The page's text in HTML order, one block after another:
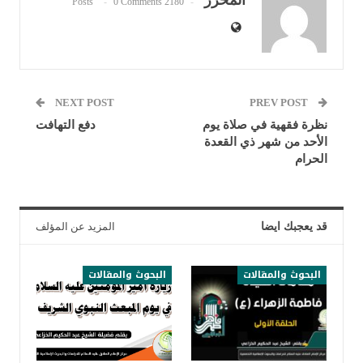
نظرة فقهية في صلاة يوم
الأحد من شهر ذي القعدة
الحرام
NEXT POST
دفع التهافت
قد يعجبك ايضا المزيد عن المؤلف
البحوث والمقالات البحوث والمقالات